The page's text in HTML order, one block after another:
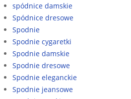
spódnice damskie
Spódnice dresowe
Spodnie
Spodnie cygaretki
Spodnie damskie
Spodnie dresowe
Spodnie eleganckie
Spodnie jeansowe